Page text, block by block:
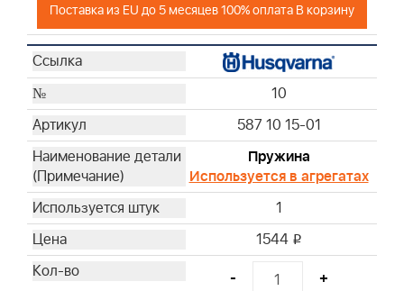
Поставка из EU до 5 месяцев 100% оплата В корзину
10
587 10 15-01
Пружина
Используется в агрегатах
1
1544 i
- +